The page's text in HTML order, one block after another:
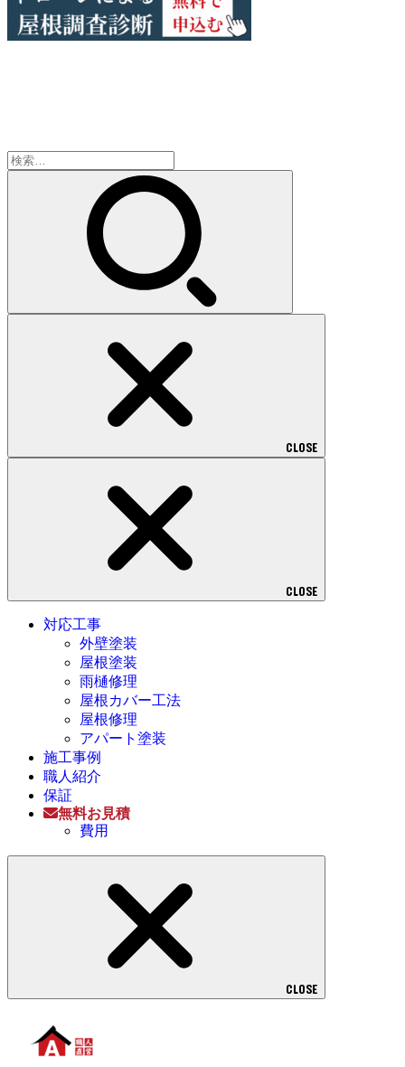
検
索:
CLOSE
CLOSE
対応工事
外壁塗装
屋根塗装
雨樋修理
屋根カバー工法
屋根修理
アパート塗装
施工事例
職人紹介
保証
無料お見積
費用
CLOSE